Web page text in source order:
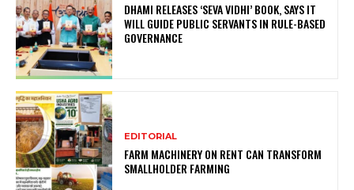
DHAMI RELEASES ‘SEVA VIDHI’ BOOK, SAYS IT
WILL GUIDE PUBLIC SERVANTS IN RULE-BASED
GOVERNANCE
EDITORIAL
FARM MACHINERY ON RENT CAN TRANSFORM
SMALLHOLDER FARMING